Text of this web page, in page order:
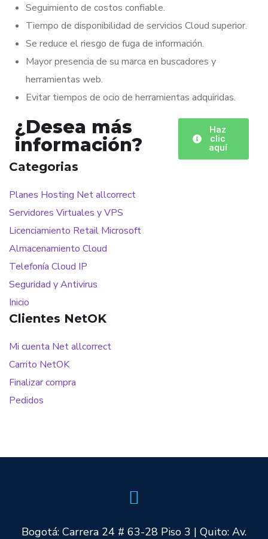
Seguimiento de costos confiable.
Tiempo de disponibilidad de servicios Cloud superior.
Se reduce el riesgo de fuga de información.
Mayor presencia de su marca en buscadores y
herramientas web.
Evitar tiempos de ocio de herramientas adquiridas.
¿Desea más
información?
Haz
clic
aquí
Categorias
Planes Hosting Net allcorrect
Servidores Virtuales y VPS
Licenciamiento Retail Microsoft
Almacenamiento Cloud
Telefonía Cloud IP
Seguridad y Antivirus
Inicio
Clientes NetOK
Mi cuenta Net allcorrect
Carrito NetOK
Finalizar compra
Pedidos
Bogotá: Carrera 24 # 63-28 Piso 3 | Quito: Av.